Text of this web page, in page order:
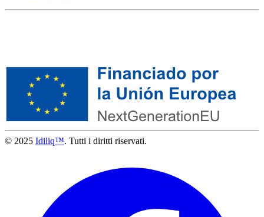
© 2025 Idiliq™. Tutti i diritti riservati.